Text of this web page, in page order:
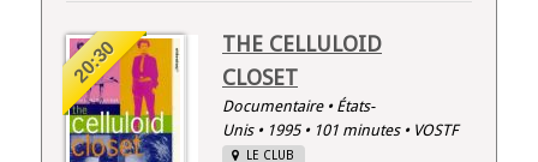
20:30
THE CELLULOID
CLOSET
Documentaire • États-
Unis • 1995 • 101 minutes • VOSTF
LE CLUB